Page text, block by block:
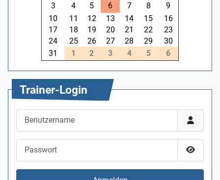
3
4 5 6 7 8
9
10
11 12 13 14 15
16
17
18 19 20 21 22
23
24
25 26 27 28 29
30
31
1 2 3 4 5 6
Trainer-Login
Passwort